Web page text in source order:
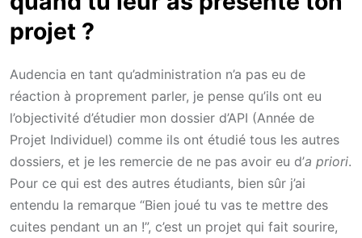
projet ?
Audencia en tant qu’administration n’a pas eu de
réaction à proprement parler, je pense qu’ils ont eu
l’objectivité d’étudier mon dossier d’API (Année de
Projet Individuel) comme ils ont étudié tous les autres
dossiers, et je les remercie de ne pas avoir eu d’a priori.
Pour ce qui est des autres étudiants, bien sûr j’ai
entendu la remarque “Bien joué tu vas te mettre des
cuites pendant un an !”, c’est un projet qui fait sourire,